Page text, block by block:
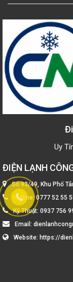
Uy
ĐIỆN LẠNH
Số 93/49, Khu Phố
Hotline:0777 52 55
Kỹ Thuật: 0937 756
Email:
Website: https://